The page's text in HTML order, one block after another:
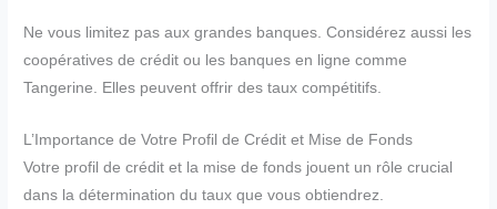
Ne vous limitez pas aux grandes banques. Considérez aussi les
coopératives de crédit ou les banques en ligne comme
Tangerine. Elles peuvent offrir des taux compétitifs.
L’Importance de Votre Profil de Crédit et Mise de Fonds
Votre profil de crédit et la mise de fonds jouent un rôle crucial
dans la détermination du taux que vous obtiendrez.